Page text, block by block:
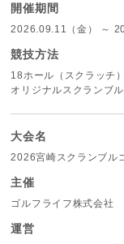
開催期間
2026.09.11（金） ～
競技方法
18ホール（スクラッチ）
オリジナルスクランブ
大会名
2026宮崎スクランブル
主催
ゴルフライフ株式会社
運営